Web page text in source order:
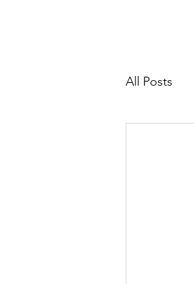
All Posts